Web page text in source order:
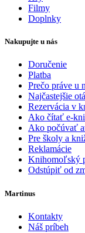
Filmy
Doplnky
Nakupujte u nás
Doručenie
Platba
Prečo práve u
Najčastejšie
Rezervácia v
Ako čítať e-
Ako počúvať
Pre školy a
Reklamácie
Knihomoľský
Odstúpiť od
Martinus
Kontakty
Náš príbeh